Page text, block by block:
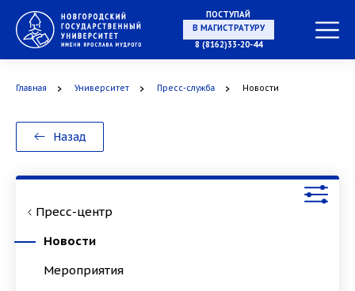
ПОСТУПАЙ
НА СПЕЦИАЛИТЕТ
8 (8162)33-20-44
Главная Университет Пресс-служба Новости
Назад
Пресс-центр
Новости
Мероприятия